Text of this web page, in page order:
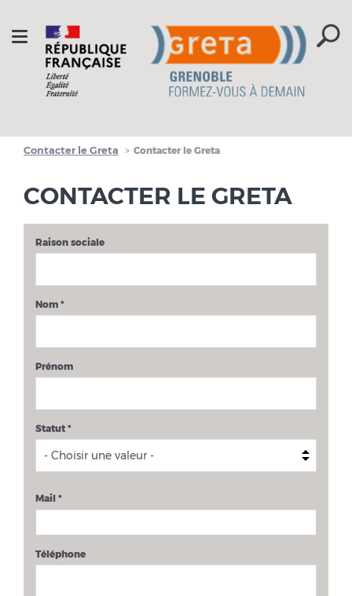
Toggle
navigation
Contacter le Greta Contacter le Greta
CONTACTER LE GRETA
Raison sociale
Nom *
Prénom
Statut *
Mail *
Téléphone